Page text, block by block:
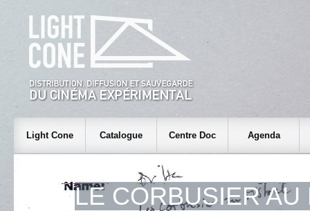
Light Cone Catalogue Centre Doc Agenda
LE CORBUSIER AU